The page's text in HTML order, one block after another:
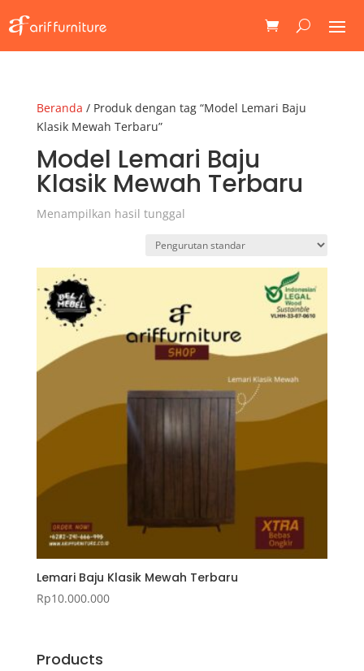
Beranda / Produk dengan tag “Model Lemari Baju
Klasik Mewah Terbaru”
Model Lemari Baju
Klasik Mewah Terbaru
Menampilkan hasil tunggal
Lemari Baju Klasik Mewah Terbaru
Rp10.000.000
Products